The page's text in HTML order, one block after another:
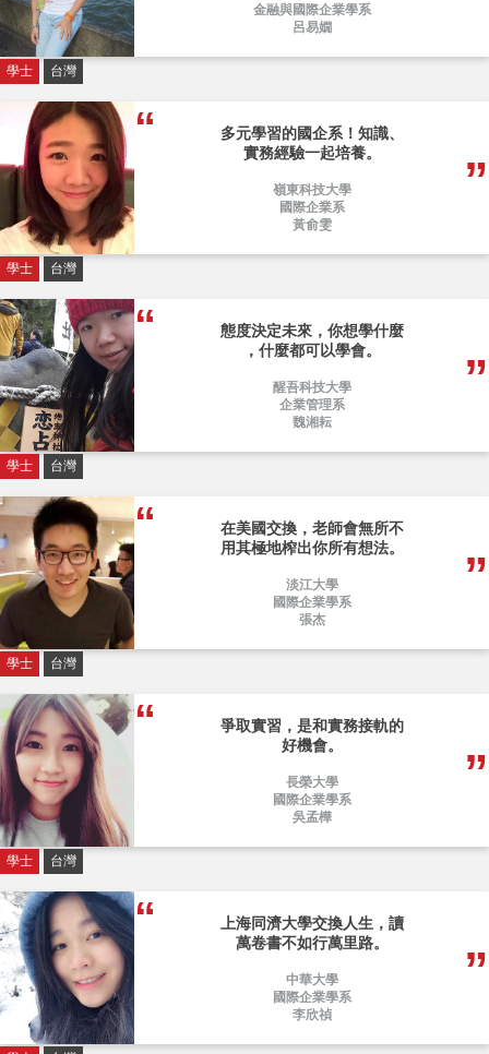
金融與國際企業學系
呂易嫺
學士 台灣
多元學習的國企系！知識、
實務經驗一起培養。
嶺東科技大學
國際企業系
黃俞雯
學士 台灣
態度決定未來，你想學什麼
，什麼都可以學會。
醒吾科技大學
企業管理系
魏湘耘
學士 台灣
在美國交換，老師會無所不
用其極地榨出你所有想法。
淡江大學
國際企業學系
張杰
學士 台灣
爭取實習，是和實務接軌的
好機會。
長榮大學
國際企業學系
吳孟樺
學士 台灣
上海同濟大學交換人生，讀
萬卷書不如行萬里路。
中華大學
國際企業學系
李欣禎